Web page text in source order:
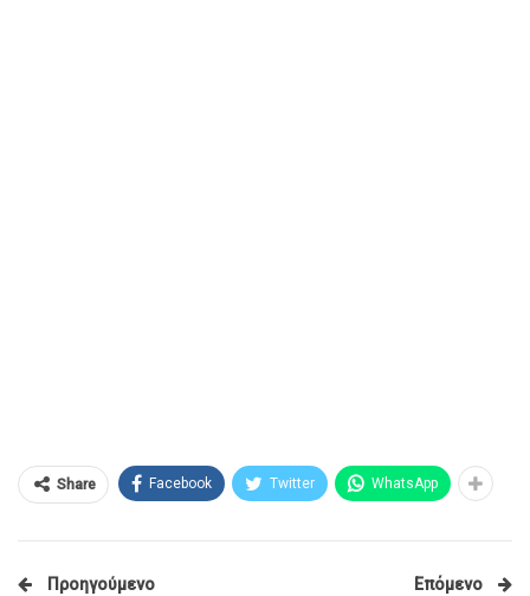
Share Facebook Twitter WhatsApp
Προηγούμενο
Επόμενο